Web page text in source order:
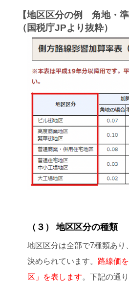
【地区区分の例 角地・準
（国税庁JPより抜粋）
（３） 地区区分の種類
地区区分は全部で7種類あり
決められています。 路線価
区」を表します。下記の通